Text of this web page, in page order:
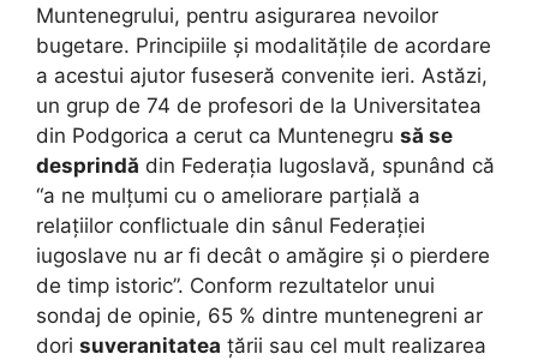
Muntenegrului, pentru asigurarea nevoilor
bugetare. Principiile și modalitățile de acordare
a acestui ajutor fuseseră convenite ieri. Astăzi,
un grup de 74 de profesori de la Universitatea
din Podgorica a cerut ca Muntenegru să se
desprindă din Federația Iugoslavă, spunând că
“a ne mulțumi cu o ameliorare parțială a
relațiilor conflictuale din sânul Federației
iugoslave nu ar fi decât o amăgire și o pierdere
de timp istoric”. Conform rezultatelor unui
sondaj de opinie, 65 % dintre muntenegreni ar
dori suveranitatea țării sau cel mult realizarea